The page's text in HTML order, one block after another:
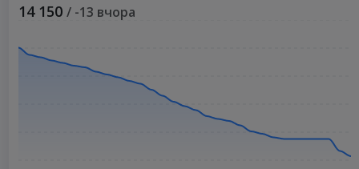
14 150 / -13 вчора